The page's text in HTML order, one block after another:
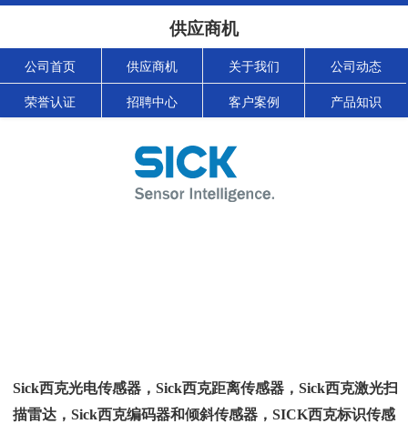
供应商机
公司首页 供应商机 关于我们 公司动态
荣誉认证 招聘中心 客户案例 产品知识
Sick西克光电传感器，Sick西克距离传感器，Sick西克激光扫
描雷达，Sick西克编码器和倾斜传感器，SICK西克标识传感